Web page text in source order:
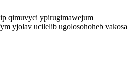
qimuvyci ypirugimawejum
yjolav ucilelib ugolosohoheb vakosa